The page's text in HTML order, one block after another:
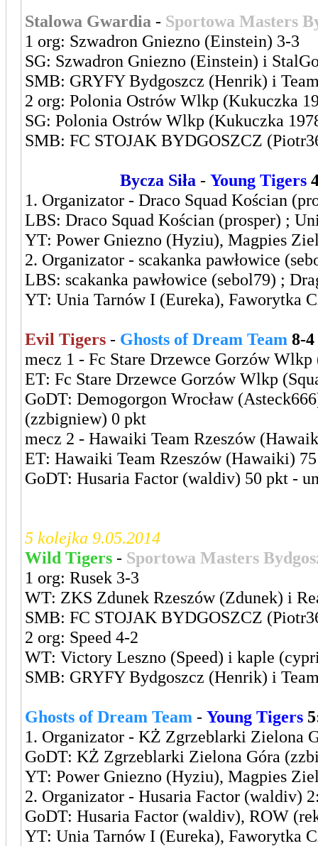
Stalowa Gwardia - Sportowa Masters
1 org: Szwadron Gniezno (Einstein) 3-3
SG: Szwadron Gniezno (Einstein) i
SMB: GRYFY Bydgoszcz (Henrik) i
2 org: Polonia Ostrów Wlkp (Kukuczka
SG: Polonia Ostrów Wlkp (Kukuczka
SMB: FC STOJAK BYDGOSZCZ
Bycza Siła - Young Tigers
1. Organizator - Draco Squad Kościan
LBS: Draco Squad Kościan (prosper) ;
YT: Power Gniezno (Hyziu), Magpies
2. Organizator - scakanka pawłowice
LBS: scakanka pawłowice (sebol79) ;
YT: Unia Tarnów I (Eureka), Faworytka
Evil Tigers - Ghosts of Dream Team 8-
mecz 1 - Fc Stare Drzewce Gorzów
ET: Fc Stare Drzewce Gorzów Wlkp
GoDT: Demogorgon Wrocław
(zzbigniew) 0 pkt
mecz 2 - Hawaiki Team Rzeszów
ET: Hawaiki Team Rzeszów (Hawaiki)
GoDT: Husaria Factor (waldiv) 50 pkt -
5 kolejka 9.05.2014
Wild Tigers - Sportowa Masters
1 org: Rusek 3-3
WT: ZKS Zdunek Rzeszów (Zdunek) i
SMB: FC STOJAK BYDGOSZCZ
2 org: Speed 4-2
WT: Victory Leszno (Speed) i kaple
SMB: GRYFY Bydgoszcz (Henrik) i
Ghosts of Dream Team - Young Tigers
1. Organizator - KŻ Zgrzeblarki Zielona
GoDT: KŻ Zgrzeblarki Zielona Góra
YT: Power Gniezno (Hyziu), Magpies
2. Organizator - Husaria Factor (waldiv)
GoDT: Husaria Factor (waldiv), ROW
YT: Unia Tarnów I (Eureka), Faworytka